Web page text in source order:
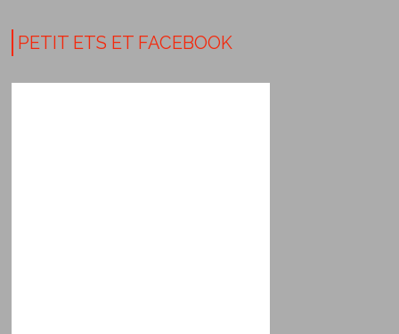
PETIT ETS ET FACEBOOK